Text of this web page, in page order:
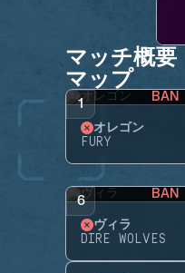
マッチ概要
マップ
1 BAN
オレゴン
FURY
6 BAN
ヴィラ
DIRE WOLVES